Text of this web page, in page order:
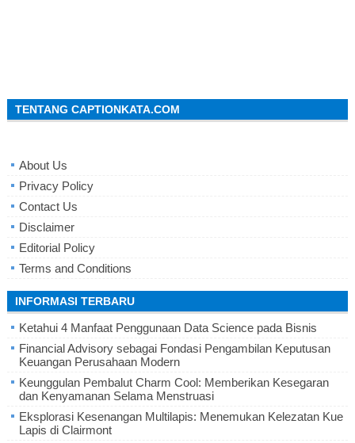
TENTANG CAPTIONKATA.COM
About Us
Privacy Policy
Contact Us
Disclaimer
Editorial Policy
Terms and Conditions
INFORMASI TERBARU
Ketahui 4 Manfaat Penggunaan Data Science pada Bisnis
Financial Advisory sebagai Fondasi Pengambilan Keputusan
Keuangan Perusahaan Modern
Keunggulan Pembalut Charm Cool: Memberikan Kesegaran
dan Kenyamanan Selama Menstruasi
Eksplorasi Kesenangan Multilapis: Menemukan Kelezatan Kue
Lapis di Clairmont